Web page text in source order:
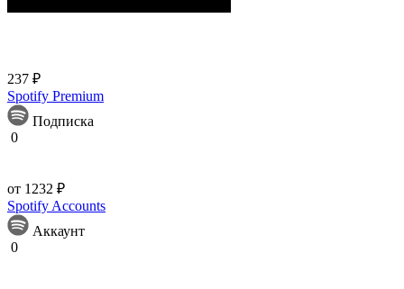
237 ₽
Spotify Premium
Подписка
0
от 1232 ₽
Spotify Accounts
Аккаунт
0